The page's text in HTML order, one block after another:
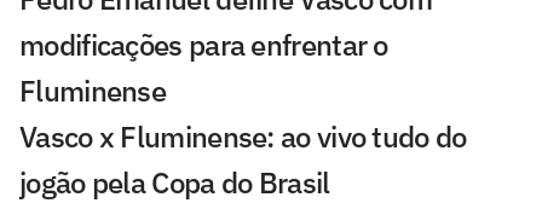
modificações para enfrentar o
Fluminense
Vasco x Fluminense: ao vivo tudo do
jogão pela Copa do Brasil